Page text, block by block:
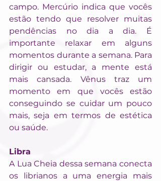
campo. Mercúrio indica que vocês
estão tendo que resolver muitas
pendências no dia a dia. É
importante relaxar em alguns
momentos durante a semana. Para
dirigir ou estudar, a mente está
mais cansada. Vênus traz um
momento em que vocês estão
conseguindo se cuidar um pouco
mais, seja em termos de estética
ou saúde.
Libra
A Lua Cheia dessa semana conecta
os librianos a uma energia mais